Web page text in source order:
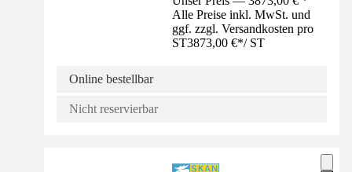
Alle Preise inkl. MwSt. und
ggf. zzgl. Versandkosten pro
ST3873,00 €*/ ST
Online bestellbar
Nicht reservierbar